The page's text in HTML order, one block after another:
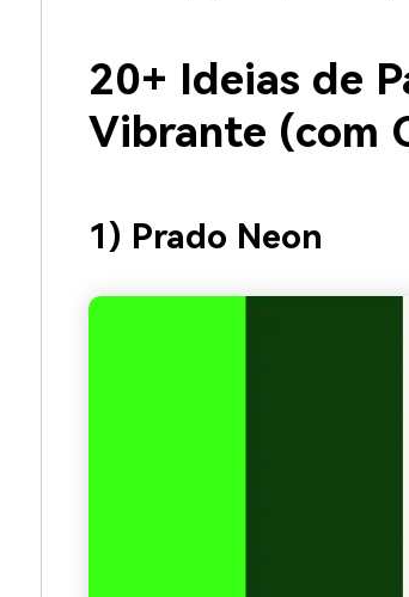
20+ Ideias de
Vibrante (com
1) Prado Neon